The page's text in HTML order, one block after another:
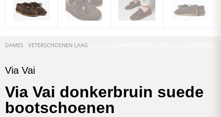
DAMES VETERSCHOENEN LAAG
Via Vai
Via Vai donkerbruin suede
bootschoenen